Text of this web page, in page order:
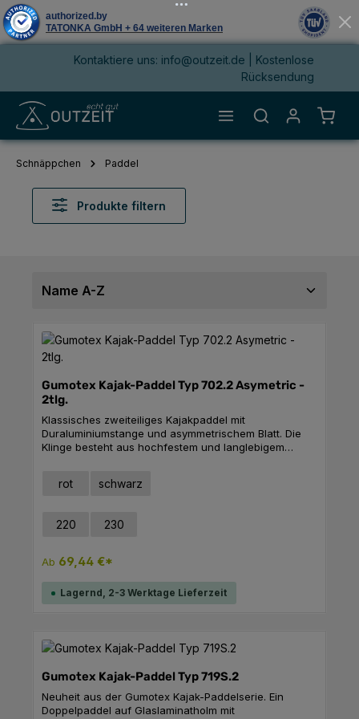
springenKontaktiere uns: info@outzeit.de | Kostenlose
Rücksendung
Schnäppchen Paddel
Produkte filtern
Gumotex Kajak-Paddel Typ 702.2 Asymetric -
2tlg.
Klassisches zweiteiliges Kajakpaddel mit
Duraluminiumstange und asymmetrischem Blatt. Die
Klinge besteht aus hochfestem und langlebigem
geeignet. Technische Daten 709 cm²
Farben Booteauswählen
rot schwarz
Paddellänge
220 230
Ab 69,44 €*
Lagernd, 2-3 Werktage Lieferzeit
Gumotex Kajak-Paddel Typ 719S.2
Neuheit aus der Gumotex Kajak-Paddelserie. Ein
Doppelpaddel auf Glaslaminatholm mit